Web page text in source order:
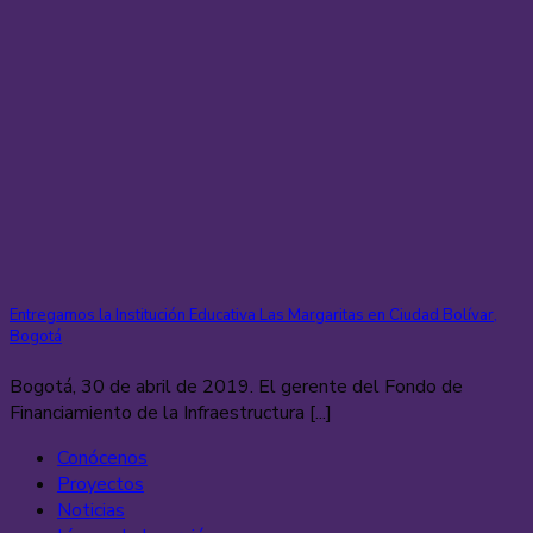
Entregamos la Institución Educativa Las Margaritas en Ciudad Bolívar,
Bogotá
Bogotá, 30 de abril de 2019. El gerente del Fondo de
Financiamiento de la Infraestructura [...]
Conócenos
Proyectos
Noticias